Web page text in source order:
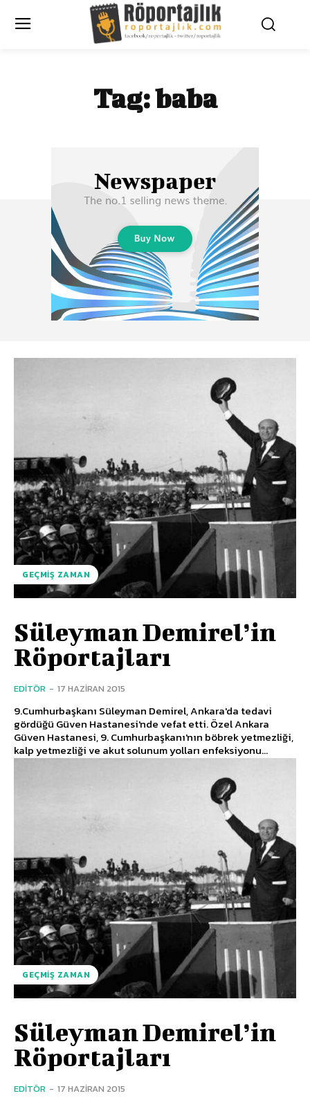
Tag:baba
GEÇMIŞ ZAMAN
Süleyman Demirel’in
Röportajları
EDITÖR - 17 HAZIRAN 2015
9.Cumhurbaşkanı Süleyman Demirel, Ankara'da tedavi
gördüğü Güven Hastanesi'nde vefat etti. Özel Ankara
Güven Hastanesi, 9. Cumhurbaşkanı'nın böbrek yetmezliği,
kalp yetmezliği ve akut solunum yolları enfeksiyonu...
GEÇMIŞ ZAMAN
Süleyman Demirel’in
Röportajları
EDITÖR - 17 HAZIRAN 2015